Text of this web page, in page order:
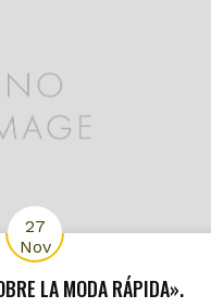
27
Nov
LA MODA RÁPIDA».